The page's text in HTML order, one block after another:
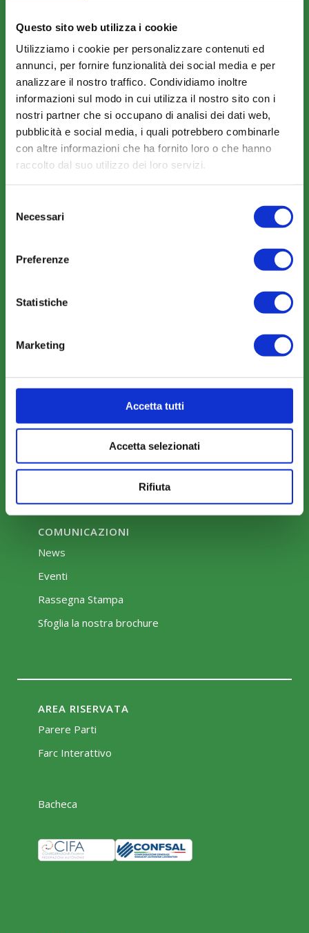
Questo sito web utilizza i cookie
Utilizziamo i cookie per personalizzare contenuti ed
annunci, per fornire funzionalità dei social media e per
analizzare il nostro traffico. Condividiamo inoltre
informazioni sul modo in cui utilizza il nostro sito con i
nostri partner che si occupano di analisi dei dati web,
pubblicità e social media, i quali potrebbero combinarle
con altre informazioni che ha fornito loro o che hanno
raccolto dal suo utilizzo dei loro servizi.
delNecessari
Preferenze
Statistiche
Marketing
Accetta tutti
Accetta selezionati
Rifiuta
La Mission
COSA FACCIAMO
Perché scegliere FonARCom
Amministrazione trasparente
Mobilità e Portabilità
Strumenti
COMUNICAZIONI
News
Eventi
Rassegna Stampa
Sfoglia la nostra brochure
AREA RISERVATA
Parere Parti
Farc Interattivo
Bacheca